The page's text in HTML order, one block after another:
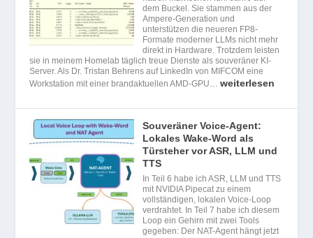
dem Buckel. Sie stammen aus der
Ampere-Generation und
unterstützen die neueren FP8-
Formate moderner LLMs nicht mehr
direkt in Hardware. Trotzdem leisten
sie in meinem Homelab täglich treue Dienste als souveräner KI-
Server. Als Dr. Tristan Behrens auf LinkedIn von MIFCOM eine
Workstation mit einer brandaktuellen AMD-GPU…weiterlesen
Souveräner Voice-Agent:
Lokales Wake-Word als
Türsteher vor ASR, LLM und
TTS
In Teil 6 habe ich ASR, LLM und TTS
mit NVIDIA Pipecat zu einem
vollständigen, lokalen Voice-Loop
verdrahtet. In Teil 7 habe ich diesem
Loop ein Gehirn mit zwei Tools
gegeben: Der NAT-Agent hängt jetzt